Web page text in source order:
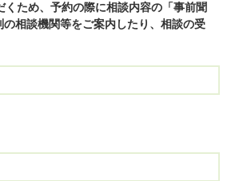
くため、予約の際に相談内容の「事前聞
相談機関等をご案内したり、相談の受